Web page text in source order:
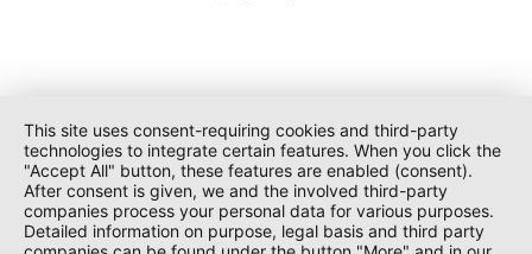
This site uses consent-requiring cookies and third-party
technologies to integrate certain features. When you click the
"Accept All" button, these features are enabled (consent).
After consent is given, we and the involved third-party
companies process your personal data for various purposes.
Detailed information on purpose, legal basis and third party